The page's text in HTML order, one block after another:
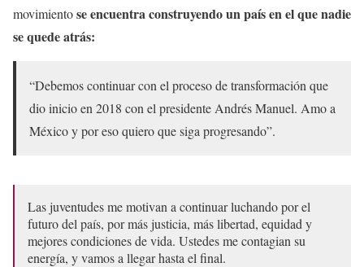
movimientose encuentra construyendo un país en el que nadie
se quede atrás:
“Debemos continuar con el proceso de transformación que
dio inicio en 2018 con el presidente Andrés Manuel. Amo a
México y por eso quiero que siga progresando”.
Las juventudes me motivan a continuar luchando por el
futuro del país, por más justicia, más libertad, equidad y
mejores condiciones de vida. Ustedes me contagian su
energía, y vamos a llegar hasta el final.